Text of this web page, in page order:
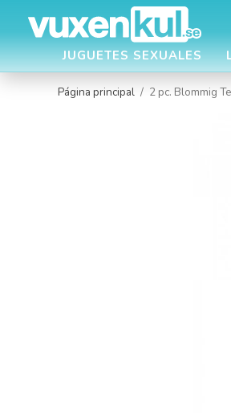
JUGUETES SEXUALES
Página principal / 2 pc. Blommig